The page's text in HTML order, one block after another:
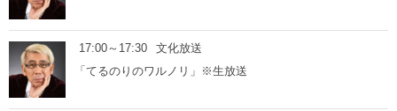
17:00～17:30
文化放送
「てるのりのワルノリ」※生放送